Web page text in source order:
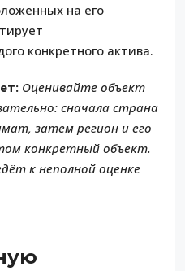
на его
конкретного актива.
Оценивайте объект
сначала страна
затем регион и его
конкретный объект.
к неполной оценке